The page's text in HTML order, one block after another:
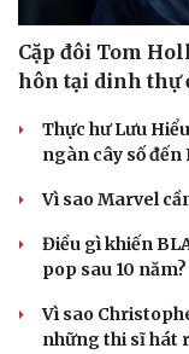
Cặp đôi Tom
hôn tại dinh thự
Thực hư Lưu
ngàn cây số đến
Vì sao Marvel
Điều gì khiến
pop sau 10 năm?
Vì sao
những thi sĩ hát